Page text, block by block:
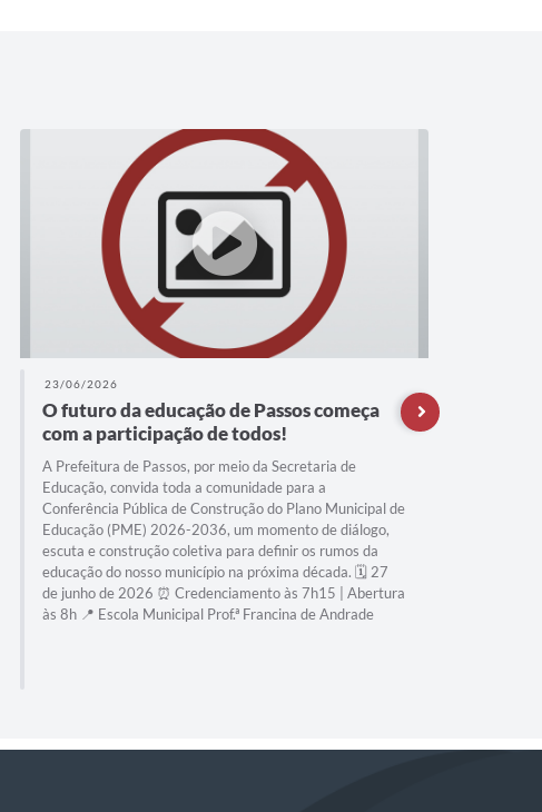
23/06/2026
O futuro da educação de Passos começa
com a participação de todos!
A Prefeitura de Passos, por meio da Secretaria de
Educação, convida toda a comunidade para a
Conferência Pública de Construção do Plano Municipal de
Educação (PME) 2026-2036, um momento de diálogo,
escuta e construção coletiva para definir os rumos da
educação do nosso município na próxima década. 🗓️ 27
de junho de 2026 ⏰ Credenciamento às 7h15 | Abertura
às 8h 📍 Escola Municipal Prof.ª Francina de Andrade